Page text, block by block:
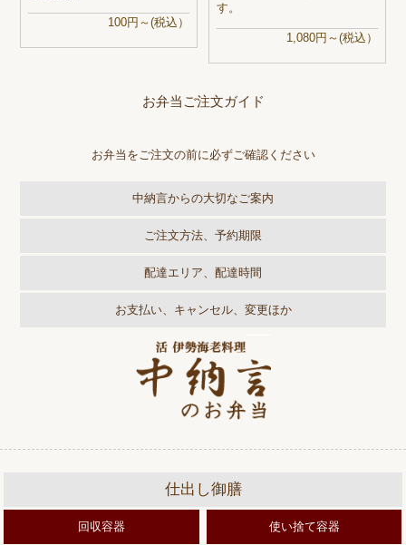
100円～(税込）
す。
1,080円～(税込）
お弁当ご注文ガイド
お弁当をご注文の前に必ずご確認ください
中納言からの大切なご案内
ご注文方法、予約期限
配達エリア、配達時間
お支払い、キャンセル、変更ほか
仕出し御膳
回収容器 使い捨て容器